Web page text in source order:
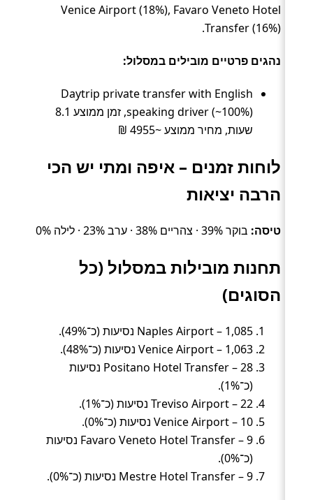
Venice Airport (18%), Favaro Veneto Hotel
Transfer (16%).
נהגים פרטיים מובילים במסלול:
Daytrip private transfer with English
speaking driver (~100%), זמן ממוצע 8.1
שעות, מחיר ממוצע ~4955 ₪
לוחות זמנים – איפה ומתי יש הכי
הרבה יציאות
טיסה: בוקר 39% · צהריים 38% · ערב 23% · לילה 0%
תחנות מובילות במסלול (כל
הסוגים)
Naples Airport – 1,085 נסיעות (כ־49%).
Venice Airport – 1,063 נסיעות (כ־48%).
Positano Hotel Transfer – 28 נסיעות
(כ־1%).
Treviso Airport – 22 נסיעות (כ־1%).
Venice Airport – 10 נסיעות (כ־0%).
Favaro Veneto Hotel Transfer – 9 נסיעות
(כ־0%).
Mestre Hotel Transfer – 9 נסיעות (כ־0%).